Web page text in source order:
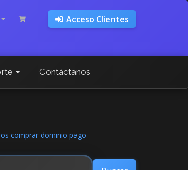
Acceso Clientes
Contáctanos
comprar dominio pago